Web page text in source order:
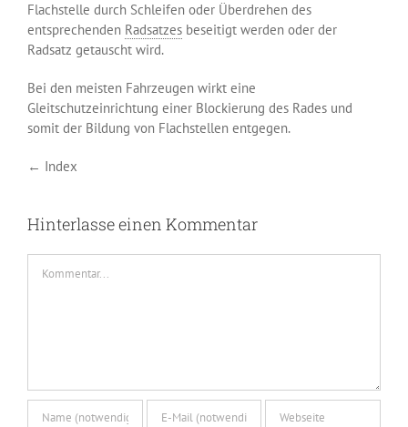
Flachstelle durch Schleifen oder Überdrehen des
entsprechenden Radsatzes beseitigt werden oder der
Radsatz getauscht wird.
Bei den meisten Fahrzeugen wirkt eine
Gleitschutzeinrichtung einer Blockierung des Rades und
somit der Bildung von Flachstellen entgegen.
← Index
Hinterlasse einen Kommentar